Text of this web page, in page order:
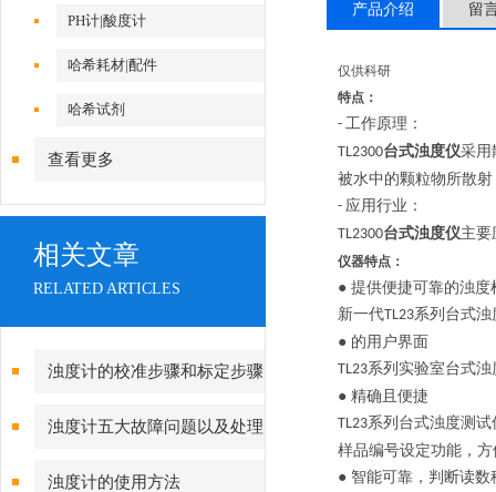
PH计|酸度计
哈希耗材|配件
哈希试剂
查看更多
相关文章
RELATED ARTICLES
浊度计的校准步骤和标定步骤
浊度计五大故障问题以及处理
方法
浊度计的使用方法
产品介绍 留
仅供科研
特点：
- 工作原理：
TL2300台式浊度仪采用
被水中的颗粒物所散
- 应用行业：
TL2300台式浊度仪主要
仪器特点：
● 提供便捷可靠的浊
新一代TL23系列台式
● 的用户界面
TL23系列实验室台式浊
● 精确且便捷
TL23系列台式浊度测
样品编号设定功能，
● 智能可靠，判断读数